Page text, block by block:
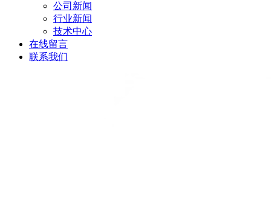
公司新闻
行业新闻
技术中心
在线留言
联系我们